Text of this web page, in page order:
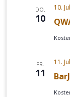
DO.
10
10.
FR.
11
11.